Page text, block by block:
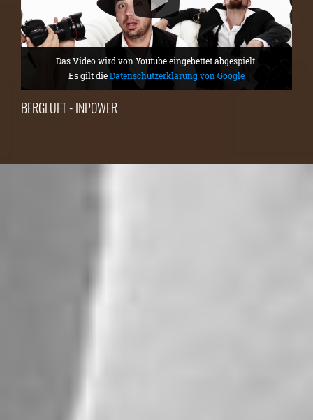
Das Video wird von Youtube eingebettet abgespielt.
Es gilt dieDatenschutzerklärung von Google
BERGLUFT - INPOWER